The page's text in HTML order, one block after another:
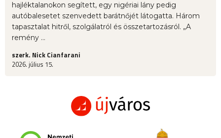
hajléktalanokon segített, egy nigériai lány pedig
autóbalesetet szenvedett barátnőjét látogatta. Három
tapasztalat hitről, szolgálatról és összetartozásról. „A
remény ...
szerk. Nick Cianfarani
2026. július 15.